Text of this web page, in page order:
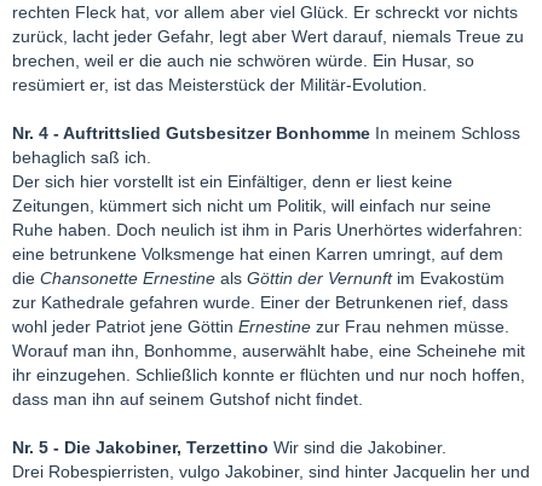
rechten Fleck hat, vor allem aber viel Glück. Er schreckt vor nichts
zurück, lacht jeder Gefahr, legt aber Wert darauf, niemals Treue zu
brechen, weil er die auch nie schwören würde. Ein Husar, so
resümiert er, ist das Meisterstück der Militär-Evolution.
Nr. 4 - Auftrittslied Gutsbesitzer Bonhomme In meinem Schloss
behaglich saß ich.
Der sich hier vorstellt ist ein Einfältiger, denn er liest keine
Zeitungen, kümmert sich nicht um Politik, will einfach nur seine
Ruhe haben. Doch neulich ist ihm in Paris Unerhörtes widerfahren:
eine betrunkene Volksmenge hat einen Karren umringt, auf dem
die Chansonette Ernestine als Göttin der Vernunftim Evakostüm
zur Kathedrale gefahren wurde. Einer der Betrunkenen rief, dass
wohl jeder Patriot jene Göttin Ernestine zur Frau nehmen müsse.
Worauf man ihn, Bonhomme, auserwählt habe, eine Scheinehe mit
ihr einzugehen. Schließlich konnte er flüchten und nur noch hoffen,
dass man ihn auf seinem Gutshof nicht findet.
Nr. 5 - Die Jakobiner, Terzettino Wir sind die Jakobiner.
Drei Robespierristen, vulgo Jakobiner, sind hinter Jacquelin her und